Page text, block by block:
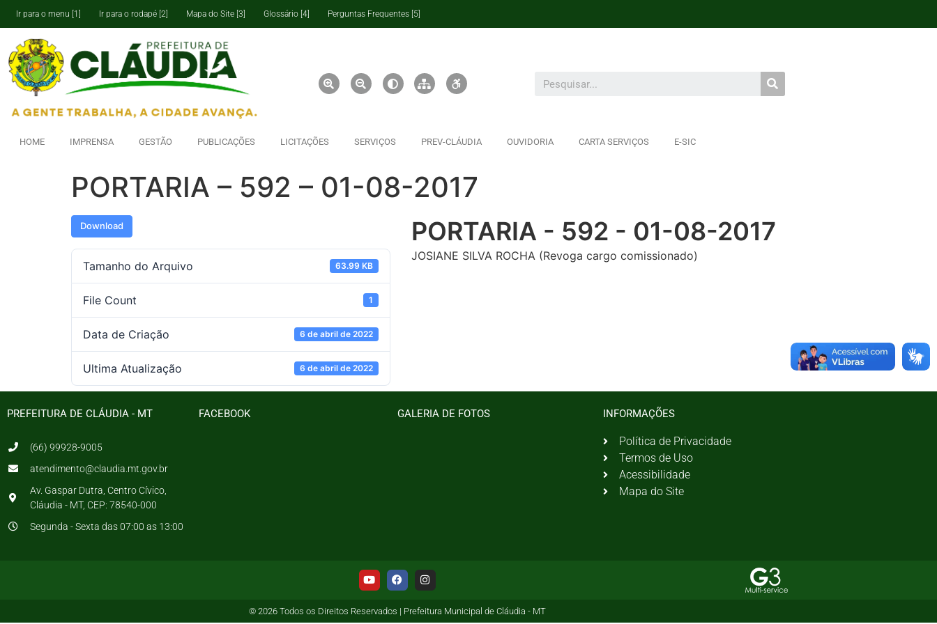
Ir para o menu [1] Ir para o rodapé [2] Mapa do Site [3] Glossário [4] Perguntas Frequentes [5]
HOME IMPRENSA GESTÃO PUBLICAÇÕES LICITAÇÕES SERVIÇOS PREV-CLÁUDIA OUVIDORIA CARTA SERVIÇOS E-SIC
PORTARIA – 592 – 01-08-2017
Download
Tamanho do Arquivo 63.99 KB
File Count 1
Data de Criação 6 de abril de 2022
Ultima Atualização 6 de abril de 2022
PORTARIA - 592 - 01-08-2017
JOSIANE SILVA ROCHA (Revoga cargo comissionado)
PREFEITURA DE CLÁUDIA - MT
(66) 99928-9005
atendimento@claudia.mt.gov.br
Av. Gaspar Dutra, Centro Cívico,
Cláudia - MT, CEP: 78540-000
Segunda - Sexta das 07:00 as 13:00
FACEBOOK GALERIA DE FOTOS INFORMAÇÕES
Política de Privacidade
Termos de Uso
Acessibilidade
Mapa do Site
© 2026 Todos os Direitos Reservados | Prefeitura Municipal de Cláudia - MT